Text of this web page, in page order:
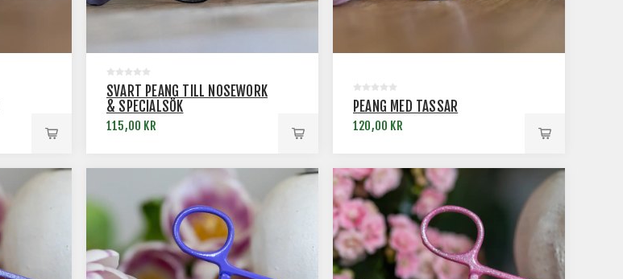
SVART PEANG TILL NOSEWORK
& SPECIALSÖK
115,00 KR
PEANG MED TASSAR
120,00 KR